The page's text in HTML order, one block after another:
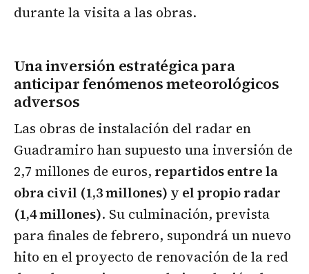
durante la visita a las obras.
Una inversión estratégica para
anticipar fenómenos meteorológicos
adversos
Las obras de instalación del radar en
Guadramiro han supuesto una inversión de
2,7 millones de euros, repartidos entre la
obra civil (1,3 millones) y el propio radar
(1,4 millones). Su culminación, prevista
para finales de febrero, supondrá un nuevo
hito en el proyecto de renovación de la red